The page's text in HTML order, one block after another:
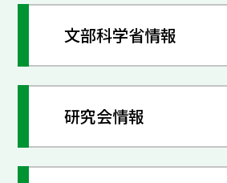
文部科学省情報
研究会情報